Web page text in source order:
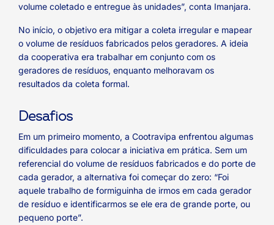
volume coletado e entregue às unidades”, conta Imanjara.
No início, o objetivo era mitigar a coleta irregular e mapear
o volume de resíduos fabricados pelos geradores. A ideia
da cooperativa era trabalhar em conjunto com os
geradores de resíduos, enquanto melhoravam os
resultados da coleta formal.
Desafios
Em um primeiro momento, a Cootravipa enfrentou algumas
dificuldades para colocar a iniciativa em prática. Sem um
referencial do volume de resíduos fabricados e do porte de
cada gerador, a alternativa foi começar do zero: “Foi
aquele trabalho de formiguinha de irmos em cada gerador
de resíduo e identificarmos se ele era de grande porte, ou
pequeno porte”.